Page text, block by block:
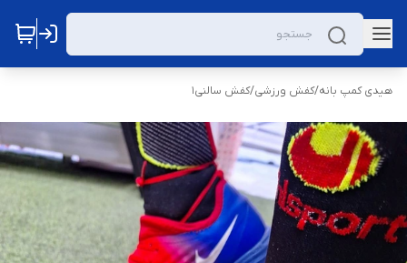
هیدی کمپ بانه/کفش ورزشی/کفش سالنی1